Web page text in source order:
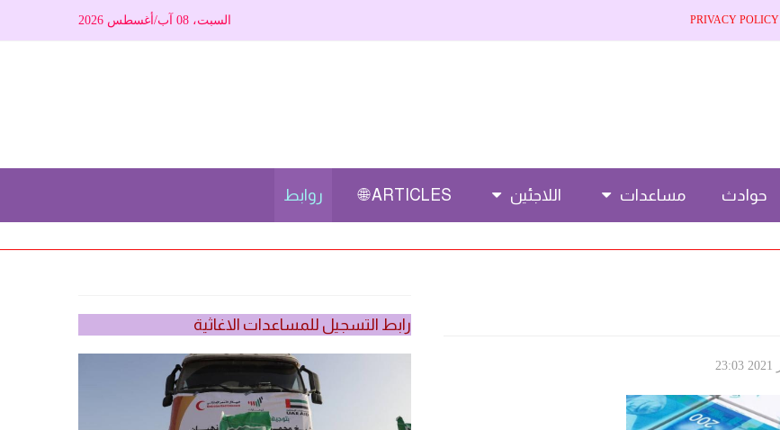
PRIVACY POLICY السبت، 08 آب/أغسطس 2026
حوادث مساعدات اللاجئين ARTICLES 🌐 روابط
رابط التسجيل للمساعدات الاغاثية